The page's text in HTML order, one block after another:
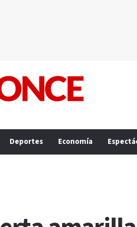
Deportes Economía